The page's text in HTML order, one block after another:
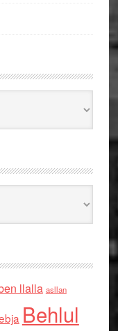
llalla asllan
Behlul